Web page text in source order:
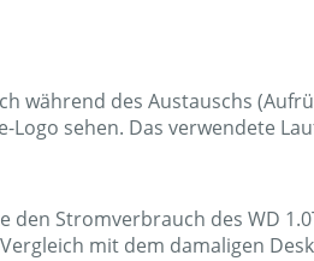
während des Austauschs
sehen. Das verwendete
den Stromverbrauch des WD
mit dem damaligen